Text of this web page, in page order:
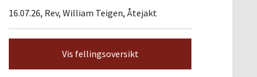
16.07.26, Rev, William Teigen, Åtejakt
Vis fellingsoversikt